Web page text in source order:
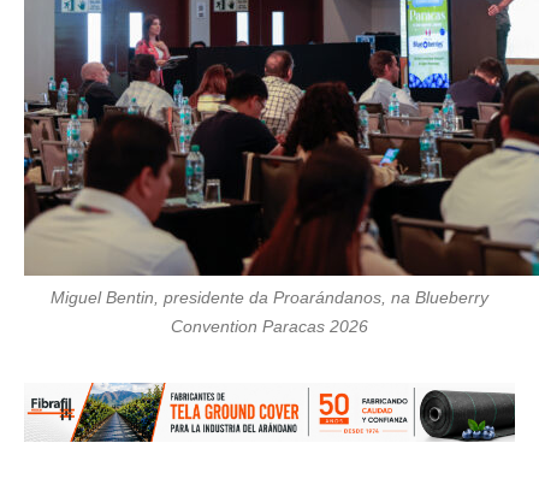
Miguel Bentin, presidente da Proarándanos, na Blueberry
Convention Paracas 2026